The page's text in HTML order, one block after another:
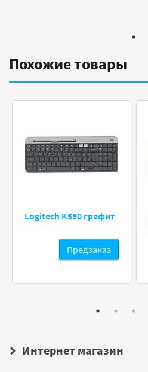
Похожие товары
Logitech K580 графит
Предзаказ
Интернет магазин